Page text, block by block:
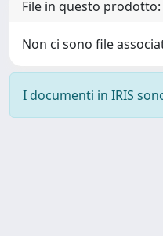
File in questo prodotto:
Non ci sono file
I documenti in IRIS